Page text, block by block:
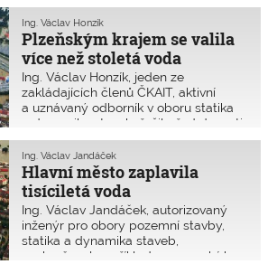
vodního hospodářství a krajinného
inženýrství, během povodní v roce
2002 zasahoval v Jihočeském kraji.
Plzeňským krajem se valila
více než stoletá voda
Ing. Václav Honzík
Ing. Václav Honzík, jeden ze
zakládajících členů ČKAIT, aktivní
a uznávaný odborník v oboru statika
a dynamika staveb, řešil před dvaceti
lety přírodní katastrofu a zejména její
následky v Plzni.
Hlavní město zaplavila
tisíciletá voda
Ing. Václav Jandáček
Ing. Václav Jandáček, autorizovaný
inženýr pro obory pozemní stavby,
statika a dynamika staveb,
zachraňoval například cennou sbírku